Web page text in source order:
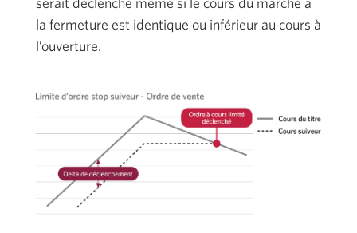
la fermeture est identique ou inférieur au cours à
l’ouverture.